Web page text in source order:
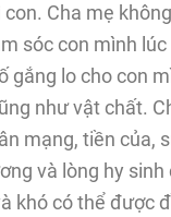
con. Cha mẹ
sóc con mình
gắng lo cho con
như vật chất.
mạng, tiền của,
và lòng hy
khó có thể được